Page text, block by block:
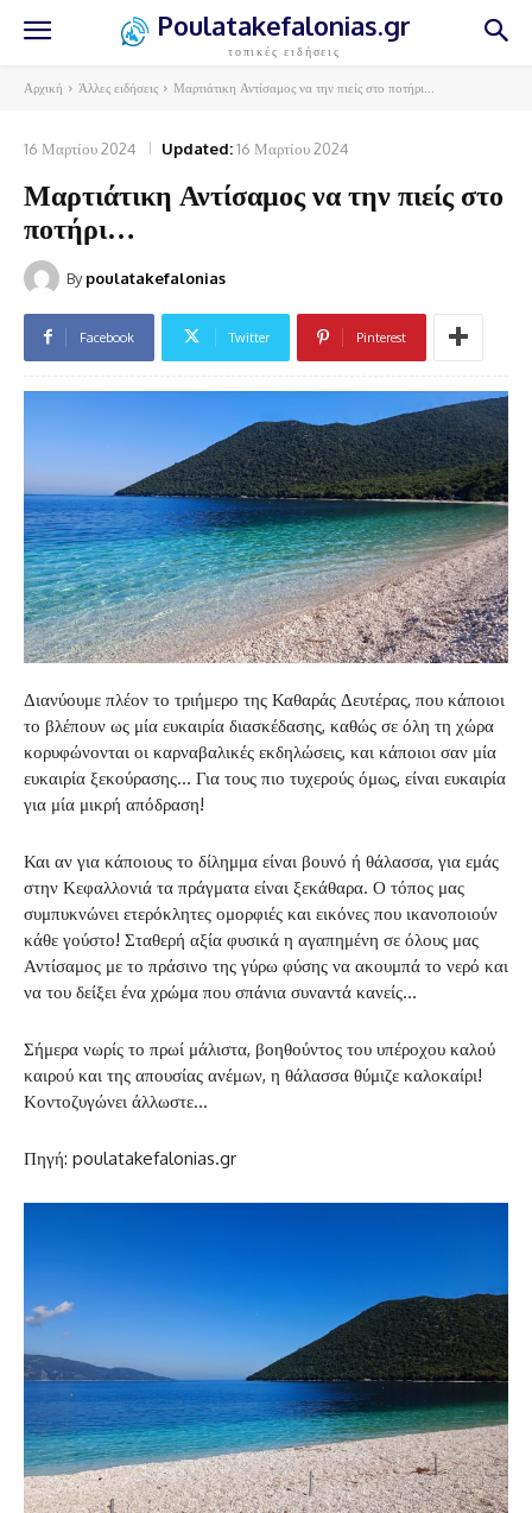
Poulatakefalonias.gr
τοπικές ειδήσεις
Αρχική Άλλες ειδήσεις Μαρτιάτικη Αντίσαμος να την πιείς στο ποτήρι...
16 Μαρτίου 2024 Updated:16 Μαρτίου 2024
Μαρτιάτικη Αντίσαμος να την πιείς στο
ποτήρι…
By poulatakefalonias
Facebook Twitter Pinterest
Διανύουμε πλέον το τριήμερο της Καθαράς Δευτέρας, που κάποιοι
το βλέπουν ως μία ευκαιρία διασκέδασης, καθώς σε όλη τη χώρα
κορυφώνονται οι καρναβαλικές εκδηλώσεις, και κάποιοι σαν μία
ευκαιρία ξεκούρασης… Για τους πιο τυχερούς όμως, είναι ευκαιρία
για μία μικρή απόδραση!
Και αν για κάποιους το δίλημμα είναι βουνό ή θάλασσα, για εμάς
στην Κεφαλλονιά τα πράγματα είναι ξεκάθαρα. Ο τόπος μας
συμπυκνώνει ετερόκλητες ομορφιές και εικόνες που ικανοποιούν
κάθε γούστο! Σταθερή αξία φυσικά η αγαπημένη σε όλους μας
Αντίσαμος με το πράσινο της γύρω φύσης να ακουμπά το νερό και
να του δείξει ένα χρώμα που σπάνια συναντά κανείς…
Σήμερα νωρίς το πρωί μάλιστα, βοηθούντος του υπέροχου καλού
καιρού και της απουσίας ανέμων, η θάλασσα θύμιζε καλοκαίρι!
Κοντοζυγώνει άλλωστε…
Πηγή: poulatakefalonias.gr